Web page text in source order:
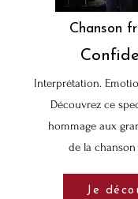
Chanson
Interprétation.
Découvrez ce
hommage aux
de la chanson
Je